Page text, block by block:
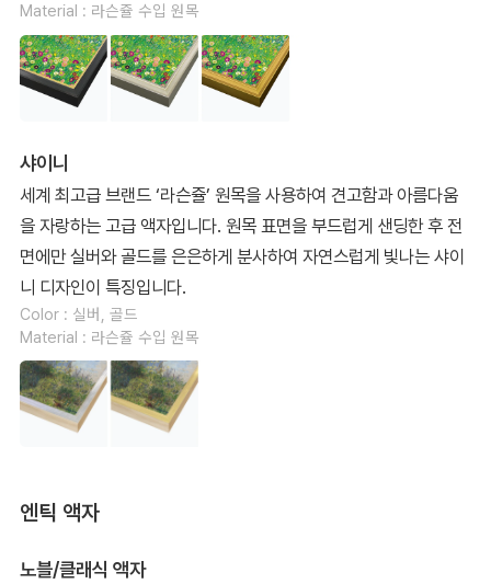
Material : 라슨쥴 수입 원목
샤이니
세계 최고급 브랜드 ‘라슨쥴’ 원목을 사용하여 견고함과 아름다움
을 자랑하는 고급 액자입니다. 원목 표면을 부드럽게 샌딩한 후 전
면에만 실버와 골드를 은은하게 분사하여 자연스럽게 빛나는 샤이
니 디자인이 특징입니다.
Color : 실버, 골드
Material : 라슨쥴 수입 원목
엔틱 액자
노블/클래식 액자